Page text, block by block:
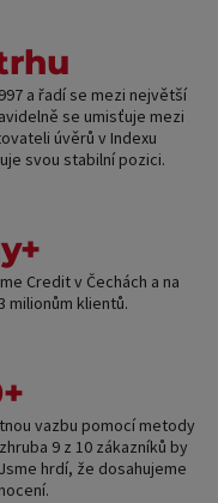
a řadí se mezi největší
se umisťuje mezi
úvěrů v Indexu
svou stabilní pozici.
Credit v Čechách a na
milionům klientů.
vazbu pomocí metody
9 z 10 zákazníků by
hrdí, že dosahujeme